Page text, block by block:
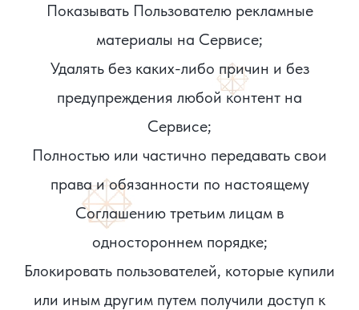
Показывать Пользователю рекламные
материалы на Сервисе;
Удалять без каких-либо причин и без
предупреждения любой контент на
Сервисе;
Полностью или частично передавать свои
права и обязанности по настоящему
Соглашению третьим лицам в
одностороннем порядке;
Блокировать пользователей, которые купили
или иным другим путем получили доступ к